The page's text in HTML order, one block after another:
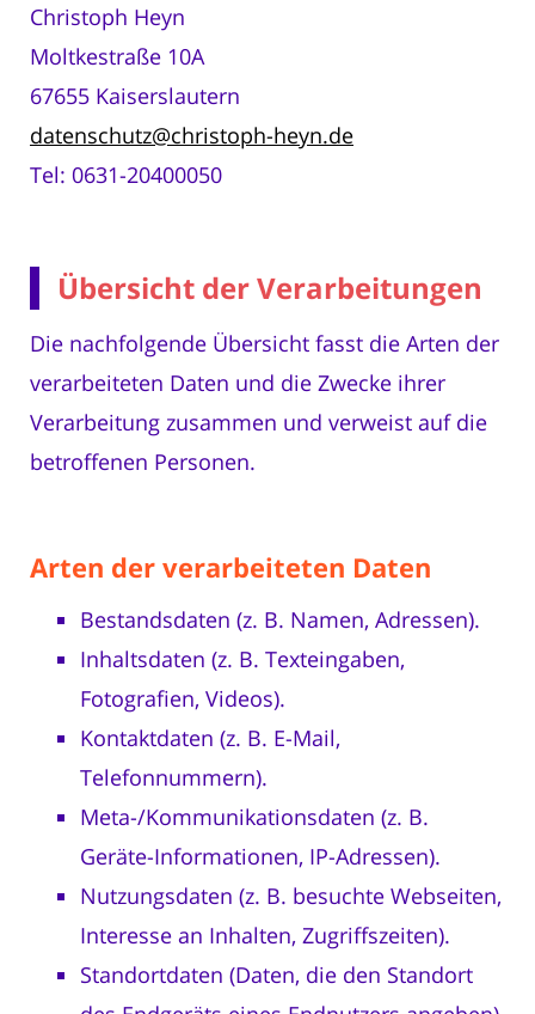
Christoph Heyn
Moltkestraße 10A
67655 Kaiserslautern
datenschutz@christoph-heyn.de
Tel: 0631-20400050
Übersicht der Verarbeitungen
Die nachfolgende Übersicht fasst die Arten der
verarbeiteten Daten und die Zwecke ihrer
Verarbeitung zusammen und verweist auf die
betroffenen Personen.
Arten der verarbeiteten Daten
Bestandsdaten (z. B. Namen, Adressen).
Inhaltsdaten (z. B. Texteingaben,
Fotografien, Videos).
Kontaktdaten (z. B. E-Mail,
Telefonnummern).
Meta-/Kommunikationsdaten (z. B.
Geräte-Informationen, IP-Adressen).
Nutzungsdaten (z. B. besuchte Webseiten,
Interesse an Inhalten, Zugriffszeiten).
Standortdaten (Daten, die den Standort